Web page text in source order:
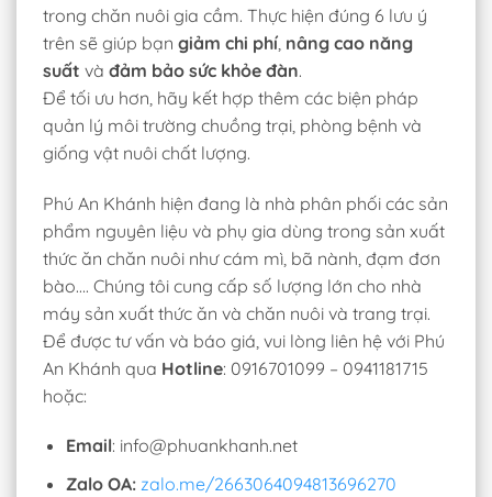
trong chăn nuôi gia cầm. Thực hiện đúng 6 lưu ý
trên sẽ giúp bạn giảm chi phí nâng cao năng
suất và đảm bảo sức khỏe đàn.
Để tối ưu hơn, hãy kết hợp thêm các biện pháp
quản lý môi trường chuồng trại, phòng bệnh và
giống vật nuôi chất lượng.
Phú An Khánh hiện đang là nhà phân phối các sản
phẩm nguyên liệu và phụ gia dùng trong sản xuất
thức ăn chăn nuôi như cám mì, bã nành, đạm đơn
bào…. Chúng tôi cung cấp số lượng lớn cho nhà
máy sản xuất thức ăn và chăn nuôi và trang trại.
Để được tư vấn và báo giá, vui lòng liên hệ với Phú
An Khánh qua Hotline: 0916701099 – 0941181715
hoặc:
Email: info@phuankhanh.net
Zalo OA: zalo.me/2663064094813696270